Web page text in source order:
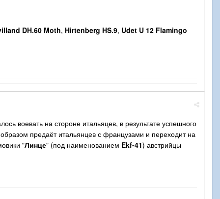
DH.60 Moth, Hirtenberg HS.9, Udet U 12 Flamingo
воевать на стороне итальяцев, в результате успешного
предаёт итальянцев с французами и переходит на
"Линце" (под наименованием Ekf-41) австрийцы